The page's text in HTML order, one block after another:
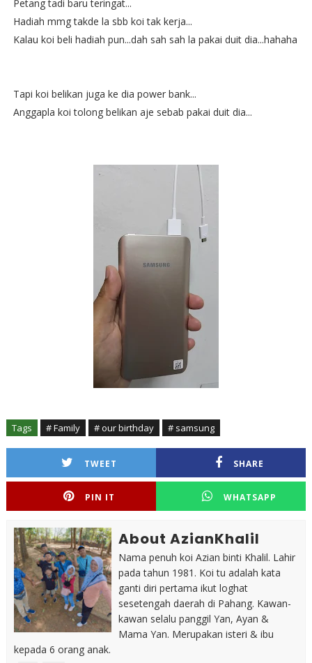
Petang tadi baru teringat...
Hadiah mmg takde la sbb koi tak kerja...
Kalau koi beli hadiah pun...dah sah sah la pakai duit dia...hahaha
Tapi koi belikan juga ke dia power bank...
Anggapla koi tolong belikan aje sebab pakai duit dia...
Tags # Family # our birthday # samsung
TWEET SHARE
PIN IT WHATSAPP
About AzianKhalil
Nama penuh koi Azian binti Khalil. Lahir
pada tahun 1981. Koi tu adalah kata
ganti diri pertama ikut loghat
sesetengah daerah di Pahang. Kawan-
kawan selalu panggil Yan, Ayan &
Mama Yan. Merupakan isteri & ibu
kepada 6 orang anak.